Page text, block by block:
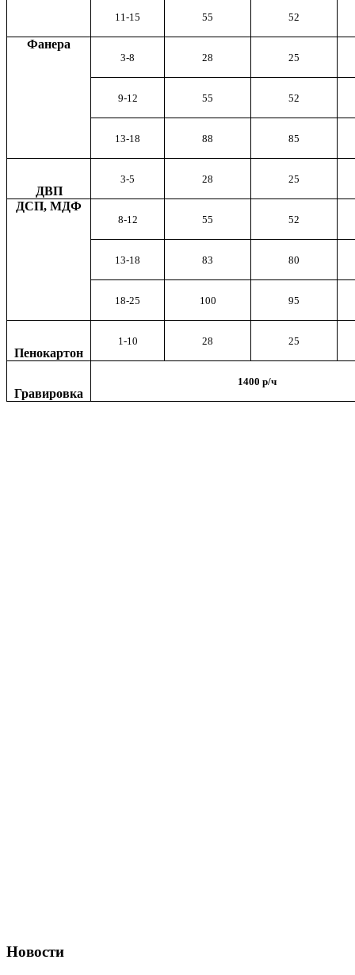
11-15 55 52
Фанера
3-8 28 25
9-12 55 52
13-18 88 85
ДВП
3-5 28 25
ДСП, МДФ
8-12 55 52
13-18 83 80
18-25 100 95
Пенокартон
1-10 28 25
Гравировка
1400 р/ч
Новости